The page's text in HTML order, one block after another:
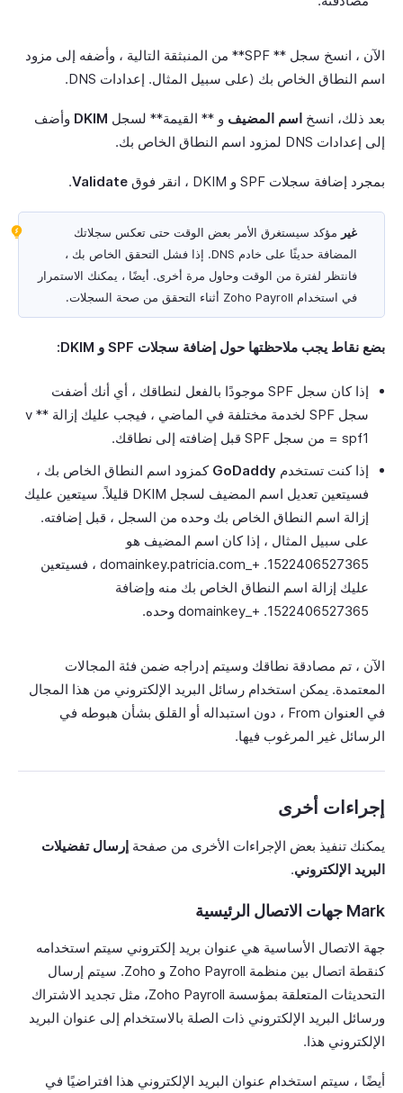
الآن ، انسخ سجل ** SPF** من المنبثقة التالية ، وأضفه إلى مزود
اسم النطاق الخاص بك (على سبيل المثال. إعدادات DNS.
بعد ذلك، انسخ اسم المضيف و ** القيمة** لسجل DKIM وأضف
إلى إعدادات DNS لمزود اسم النطاق الخاص بك.
بمجرد إضافة سجلات SPF و DKIM ، انقر فوق Validate
.
غير مؤكد سيستغرق الأمر بعض الوقت حتى تعكس سجلاتك
المضافة حديثًا على خادم DNS. إذا فشل التحقق الخاص بك ،
فانتظر لفترة من الوقت وحاول مرة أخرى. أيضًا ، يمكنك الاستمرار
في استخدام Zoho Payroll أثناء التحقق من صحة السجلات.
بضع نقاط يجب ملاحظتها حول إضافة سجلات SPF و DKIM:
إذا كان سجل SPF موجودًا بالفعل لنطاقك ، أي أنك أضفت
سجل SPF لخدمة مختلفة في الماضي ، فيجب عليك إزالة ** v
= spf1 من سجل SPF قبل إضافته إلى نطاقك.
إذا كنت تستخدم GoDaddy كمزود اسم النطاق الخاص بك ،
فسيتعين تعديل اسم المضيف لسجل DKIM قليلاً. سيتعين عليك
إزالة اسم النطاق الخاص بك وحده من السجل ، قبل إضافته.
على سبيل المثال ، إذا كان اسم المضيف هو
1522406527365. +_domainkey.patricia.com ، فسيتعين
عليك إزالة اسم النطاق الخاص بك منه وإضافة
1522406527365. +_domainkey وحده.
الآن ، تم مصادقة نطاقك وسيتم إدراجه ضمن فئة المجالات
المعتمدة. يمكن استخدام رسائل البريد الإلكتروني من هذا المجال
في العنوان From ، دون استبداله أو القلق بشأن هبوطه في
الرسائل غير المرغوب فيها.
إجراءات أخرى
يمكنك تنفيذ بعض الإجراءات الأخرى من صفحة إرسال تفضيلات
البريد الإلكتروني.
Mark جهات الاتصال الرئيسية
جهة الاتصال الأساسية هي عنوان بريد إلكتروني سيتم استخدامه
كنقطة اتصال بين منظمة Zoho Payroll و Zoho. سيتم إرسال
التحديثات المتعلقة بمؤسسة Zoho Payroll، مثل تجديد الاشتراك
ورسائل البريد الإلكتروني ذات الصلة بالاستخدام إلى عنوان البريد
الإلكتروني هذا.
أيضًا ، سيتم استخدام عنوان البريد الإلكتروني هذا افتراضيًا في